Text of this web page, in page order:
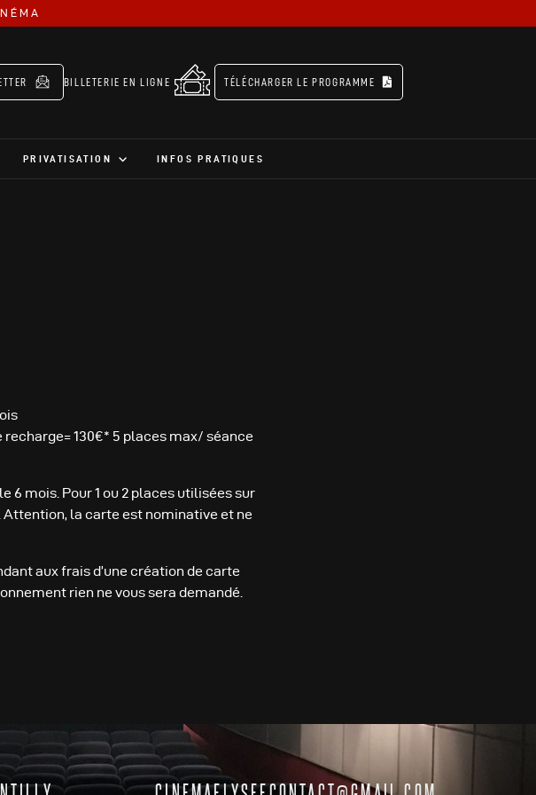
BILLETERIE EN LIGNE TÉLÉCHARGER LE PROGRAMME
PRIVATISATION INFOS PRATIQUES
130€* 5 places max/ séance
6 mois. Pour 1 ou 2 places utilisées sur
la carte est nominative et ne
aux frais d’une création de carte
rien ne vous sera demandé.